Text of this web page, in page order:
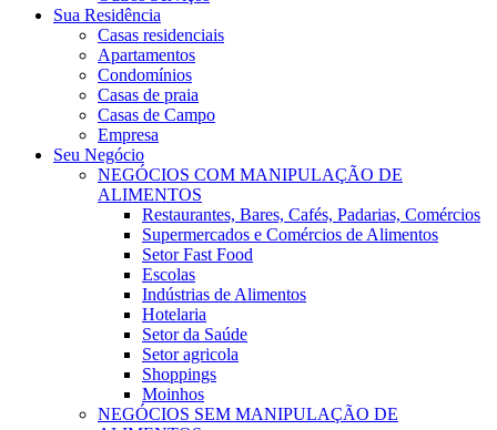
Sua Residência
Casas residenciais
Apartamentos
Condomínios
Casas de praia
Casas de Campo
Empresa
Seu Negócio
NEGÓCIOS COM MANIPULAÇÃO DE
ALIMENTOS
Restaurantes, Bares, Cafés, Padarias, Comércios
Supermercados e Comércios de Alimentos
Setor Fast Food
Escolas
Indústrias de Alimentos
Hotelaria
Setor da Saúde
Setor agricola
Shoppings
Moinhos
NEGÓCIOS SEM MANIPULAÇÃO DE